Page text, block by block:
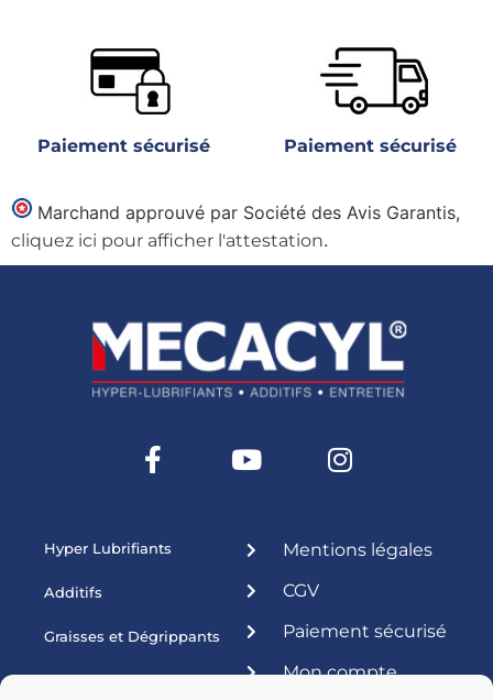
Paiement sécurisé Paiement sécurisé
Marchand approuvé par Société des Avis Garantis,
cliquez ici pour afficher l'attestation.
Hyper Lubrifiants
Additifs
Graisses et Dégrippants
Produits ateliers
Mentions légales
CGV
Paiement sécurisé
Mon compte